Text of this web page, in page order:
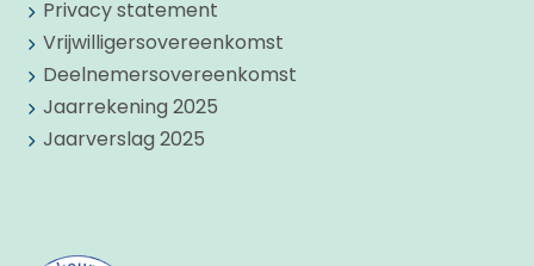
Privacy statement
Vrijwilligersovereenkomst
Deelnemersovereenkomst
Jaarrekening 2025
Jaarverslag 2025